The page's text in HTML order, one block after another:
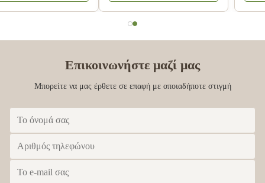
CMYK μετάλλων που
Επικοινωνήστε μαζί μας
Μπορείτε να μας έρθετε σε επαφή με οποιαδήποτε στιγμή